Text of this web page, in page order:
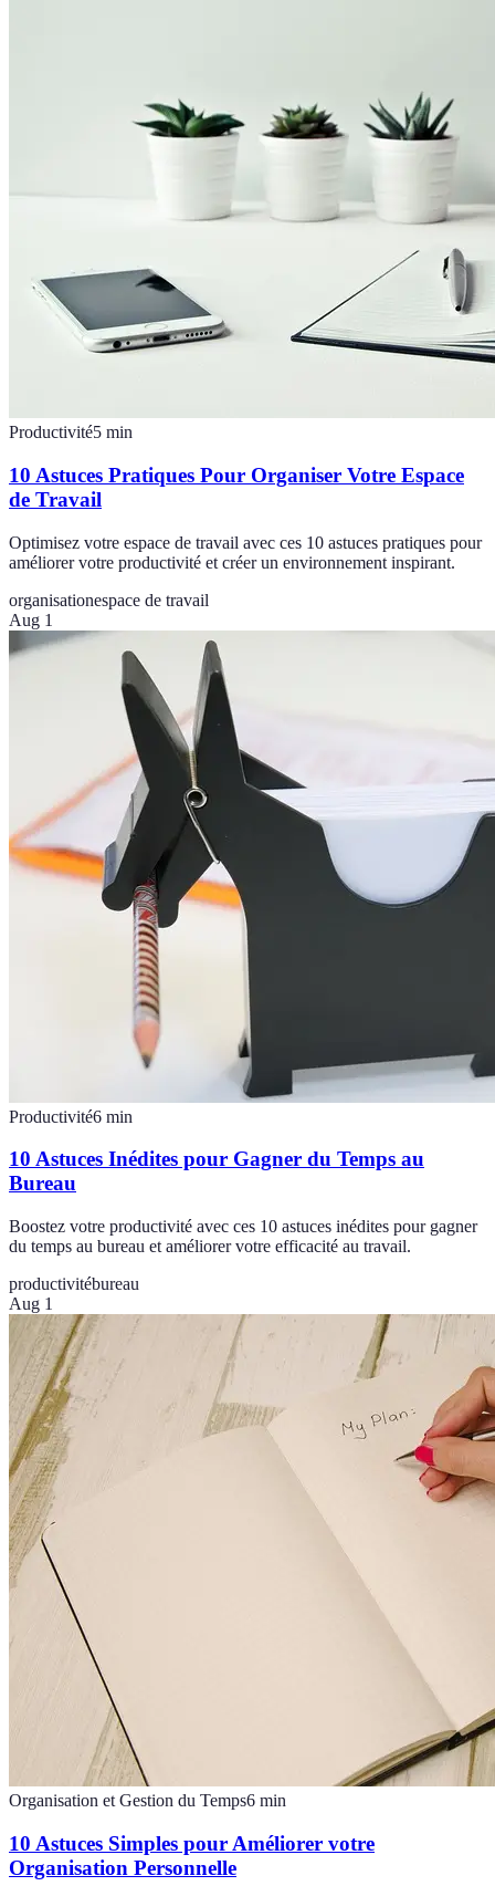
Productivité5 min
10 Astuces Pratiques Pour Organiser Votre Espace
de Travail
Optimisez votre espace de travail avec ces 10 astuces pratiques pour
améliorer votre productivité et créer un environnement inspirant.
organisationespace de travail
Aug 1
Productivité6 min
10 Astuces Inédites pour Gagner du Temps au
Bureau
Boostez votre productivité avec ces 10 astuces inédites pour gagner
du temps au bureau et améliorer votre efficacité au travail.
productivitébureau
Aug 1
Organisation et Gestion du Temps6 min
10 Astuces Simples pour Améliorer votre
Organisation Personnelle